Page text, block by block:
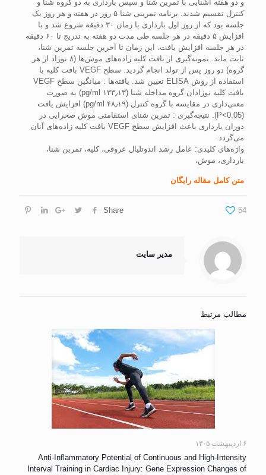
و دو هفته آشنايی با تمرين شنا و سپس بارداری به دو گروه شنا و
کنترل تقسيم شدند. برنامه‌ تمرينی شنا ۵ روز در هفته و هر روز يک
جلسه بود که از روز اول بارداری با زمان ۳۰ دقيقه شروع شد و با
افزايش ۵ دقيقه در هر جلسه طی مدت دو هفته به تدريج تا‌ ۶۰ دقيقه
در هر جلسه افزايش يافت. اين زمان تا آخرين جلسه تمرين شنا،
ثابت ماند. نمونه‌گيری از بافت کليه زاده‌های موش‌ها (۸ نوزاد از هر
گروه) دو روز پس از تولد انجام گرديد. سطح VEGF بافت کليه با
استفاده از روش ELISA تعيين شد. يافته‌ها : ميانگين سطح VEGF
بافت کليه نوزادان گروه مداخله شنا (۱۳۳٫۱۳ pg/ml) به صورت
معنی‌داری در مقايسه با گروه کنترل (۴۸٫۱۹ pg/ml) افزايش يافت
(P<0.05). نتيجه‌گيری : تمرين شنای استقامتی موش صحرايی در
دوران بارداری باعث افزايش سطح VEGF بافت کليه زاده‌های آنان
می‌گردد.
واژه‌های کلیدی: عامل رشد اندوتليال عروقی، کليه، تمرين شنا،
بارداری، موش،
متن کامل مقاله رایگان
Share 54
مدیر سایت
مطالب مرتبط
۶ اردیبهشت ۱۴۰۵
Anti-Inflammatory Potential of Continuous and High-Intensity
Interval Training in Cardiac Injury: Gene Expression Changes of